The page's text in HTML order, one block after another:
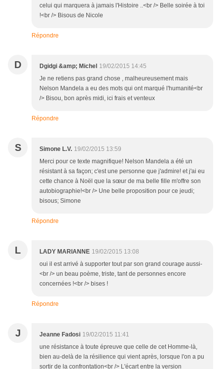
celui qui marquera à jamais l'Histoire ..<br /> Belle soirée à toi
!<br /> Bisous de Nicole
Répondre
D Dgidgi &amp; Michel 19/02/2015 14:45
Je ne retiens pas grand chose , malheureusement mais
Nelson Mandela a eu des mots qui ont marqué l'humanité<br
/> Bisou, bon après midi, ici frais et venteux
Répondre
S Simone L.V. 19/02/2015 13:59
Merci pour ce texte magnifique! Nelson Mandela a été un
résistant à sa façon; c'est une personne que j'admire! et j'ai eu
cette chance à Noël que la sœur de ma belle fille m'offre son
autobiographie!<br /> Une belle proposition pour ce jeudi;
bisous; Simone
Répondre
L LADY MARIANNE 19/02/2015 13:08
oui il est arrivé à supporter tout par son grand courage aussi-
<br /> un beau poème, triste, tant de personnes encore
concernées !<br /> bises !
Répondre
J Jeanne Fadosi 19/02/2015 11:41
une résistance à toute épreuve que celle de cet Homme-là,
bien au-delà de la résilience qui vient après, lorsque l'on a pu
sortir de la confrontation<br /> L'écart entre la version